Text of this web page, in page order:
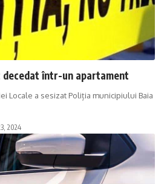
decedat într-un apartament
Locale a sesizat Poliția municipiului Baia
2024